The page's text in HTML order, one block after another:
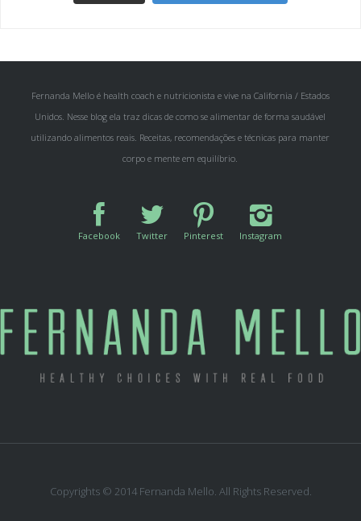
Unidos. Nesse blog ela traz dicas de como se alimentar de forma saudável
utilizando alimentos reais. Receitas, recomendações e técnicas para manter
corpo e mente em equilíbrio.
Facebook Twitter Pinterest Instagram